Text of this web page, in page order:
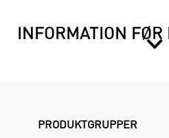
INFORMATION
PRODUKTGRUPPER